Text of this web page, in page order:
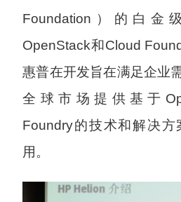
Foundation）的白金
OpenStack和Cloud
惠普在开发旨在满足企业
全球市场提供基于
Foundry的技术和解决
用。